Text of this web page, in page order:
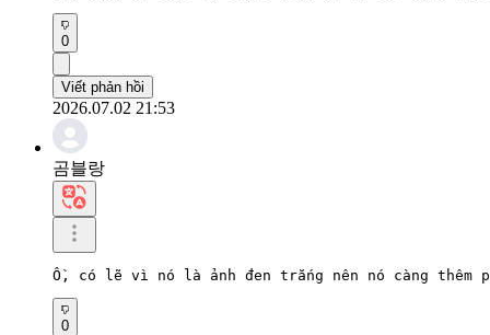
0
Viết phản hồi
2026.07.02 21:53
곰블랑
Ồ, có lẽ vì nó là ảnh đen trắng nên nó càng thêm
0